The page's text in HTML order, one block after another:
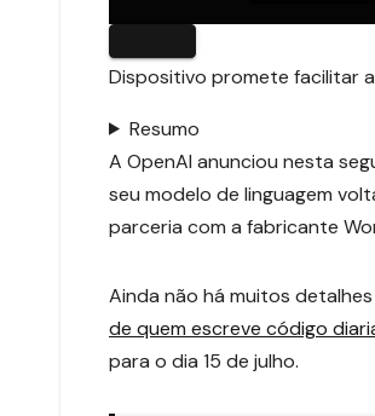
Dispositivo promete facilitar
Resumo
A OpenAI anunciou nesta
seu modelo de linguagem
parceria com a fabricante
Ainda não há muitos
de quem escreve código
para o dia 15 de julho.